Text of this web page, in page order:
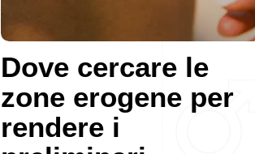
Dove cercare le
zone erogene per
rendere i